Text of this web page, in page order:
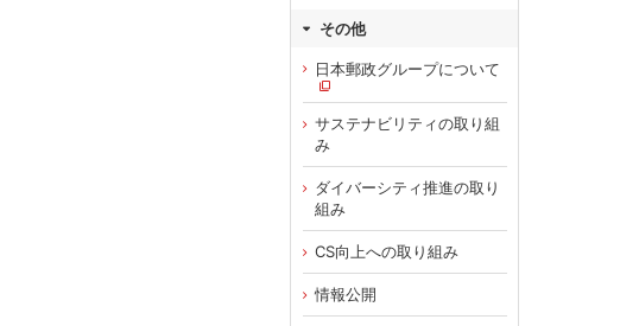
その他
日本郵政グループについて
サステナビリティの取り組
み
ダイバーシティ推進の取り
組み
CS向上への取り組み
情報公開